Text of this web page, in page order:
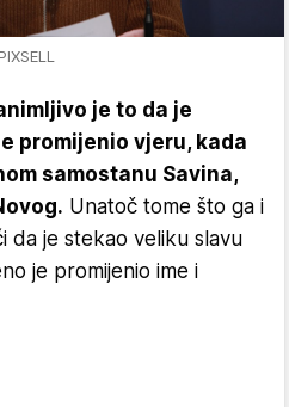
je to da je
promijenio vjeru, kada
samostanu Savina,
Unatoč tome što ga i
da je stekao veliku slavu
je promijenio ime i